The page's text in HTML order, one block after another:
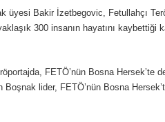
üyesi Bakir İzetbegovic, Fetullahçı
300 insanın hayatını kaybettiği
FETÖ’nün Bosna Hersek’te
lider, FETÖ’nün Bosna